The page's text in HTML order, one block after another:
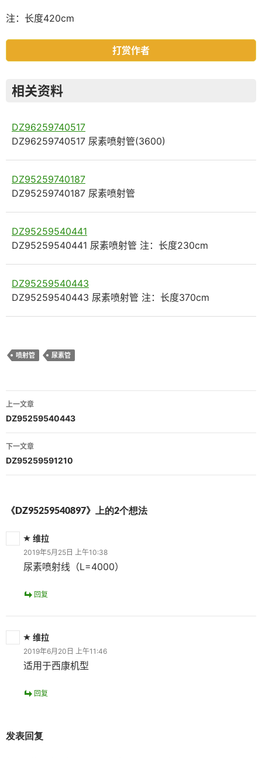
注：长度420cm
打赏作者
相关资料
DZ96259740517
DZ96259740517 尿素喷射管(3600)
DZ95259740187
DZ95259740187 尿素喷射管
DZ95259540441
DZ95259540441 尿素喷射管 注：长度230cm
DZ95259540443
DZ95259540443 尿素喷射管 注：长度370cm
喷射管 尿素管
文
章
导
航
上一文章
DZ95259540443
下一文章
DZ95259591210
《DZ95259540897》上的2个想法
维拉
2019年5月25日 上午10:38
尿素喷射线（L=4000）
回复
维拉
2019年6月20日 上午11:46
适用于西康机型
回复
发表回复